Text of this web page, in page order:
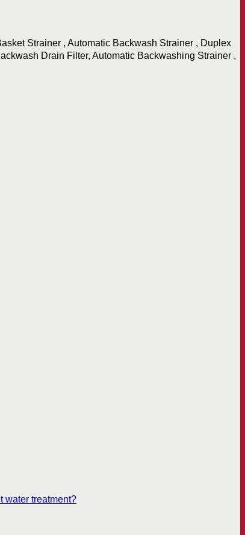
Strainer , Automatic Backwash Strainer , Duplex
Drain Filter, Automatic Backwashing Strainer ,
water treatment?